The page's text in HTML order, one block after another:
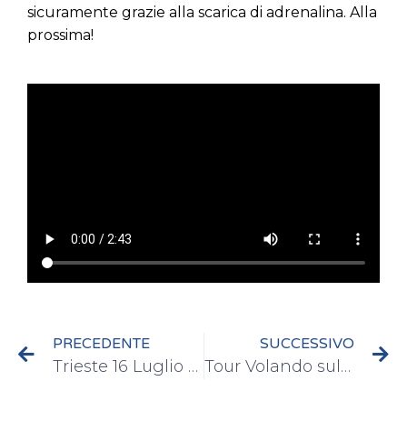
sicuramente grazie alla scarica di adrenalina. Alla
prossima!
PRECEDENTE
Trieste 16 Luglio 2015
SUCCESSIVO
Tour Volando sulle onde della vita – Toscolano Maderno 22/07/2015